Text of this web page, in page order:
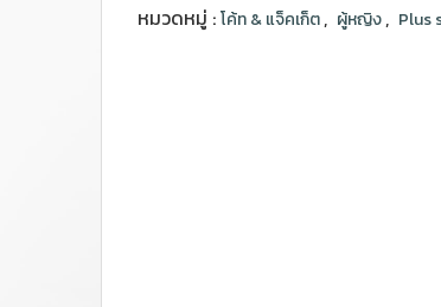
หมวดหมู่ :โค้ท & แจ็คเก็ต, ผู้หญิง, Plus